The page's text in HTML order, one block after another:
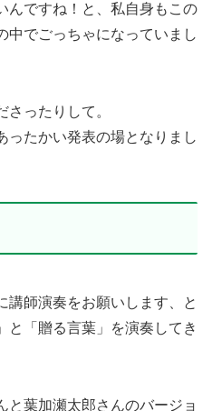
んですね！と、私自身もこの
中でごっちゃになっていまし
ったりして。
ったかい発表の場となりまし
講師演奏をお願いします、と
と「贈る言葉」を演奏してき
と葉加瀬太郎さんのバージョ